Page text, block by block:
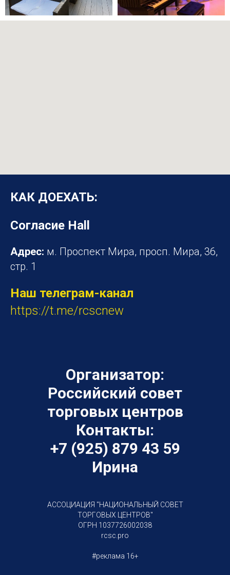
КАК ДОЕХАТЬ:
Согласие Hall
Адрес: м. Проспект Мира, просп. Мира, 36,
стр. 1
Наш телеграм-канал
https://t.me/rcscnew
Организатор:
Российский совет
торговых центров
Контакты:
+7 (925) 879 43 59
Ирина
АССОЦИАЦИЯ "НАЦИОНАЛЬНЫЙ СОВЕТ
ТОРГОВЫХ ЦЕНТРОВ"
ОГРН 1037726002038
rcsc.pro
#реклама 16+